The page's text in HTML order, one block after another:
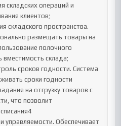
складских операций и
клиентов;
складского пространства.
размещать товары на
полочного
вместимость склада;
сроков годности. Система
сроки годности
на отгрузку товаров с
что позволит
управляемости. Обеспечивает